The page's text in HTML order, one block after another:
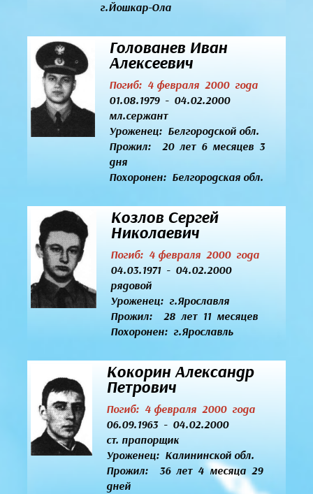
г.Йошкар-Ола
Голованев Иван
Алексеевич
Погиб: 4 февраля 2000 года
01.08.1979 - 04.02.2000
мл.сержант
Уроженец: Белгородской обл.
Прожил: 20 лет 6 месяцев 3
дня
Похоронен: Белгородская обл.
Козлов Сергей
Николаевич
Погиб: 4 февраля 2000 года
04.03.1971 - 04.02.2000
рядовой
Уроженец: г.Ярославля
Прожил: 28 лет 11 месяцев
Похоронен: г.Ярославль
Кокорин Александр
Петрович
Погиб: 4 февраля 2000 года
06.09.1963 - 04.02.2000
ст. прапорщик
Уроженец:Калининской обл.
Прожил: 36 лет 4 месяца 29
дней